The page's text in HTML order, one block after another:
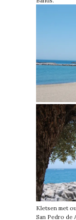
Kletsen met
San Pedro de